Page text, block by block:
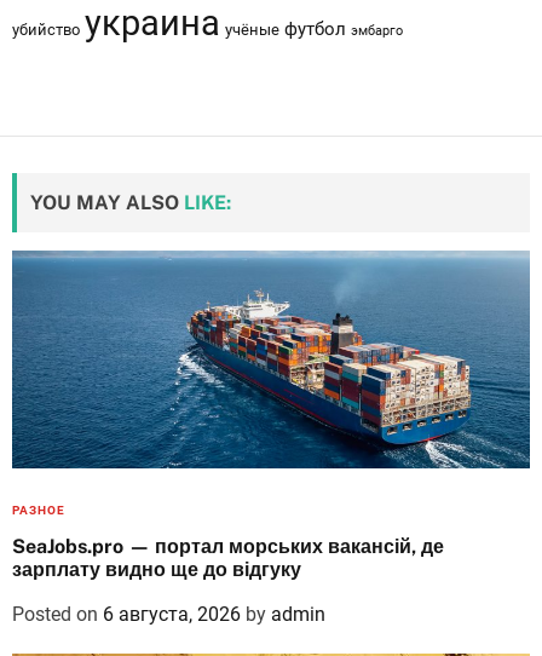
убийство украина учёные футбол эмбарго
YOU MAY ALSO LIKE:
РАЗНОЕ
SeaJobs.pro — портал морських вакансій, де
зарплату видно ще до відгуку
Posted on 6 августа, 2026 by admin